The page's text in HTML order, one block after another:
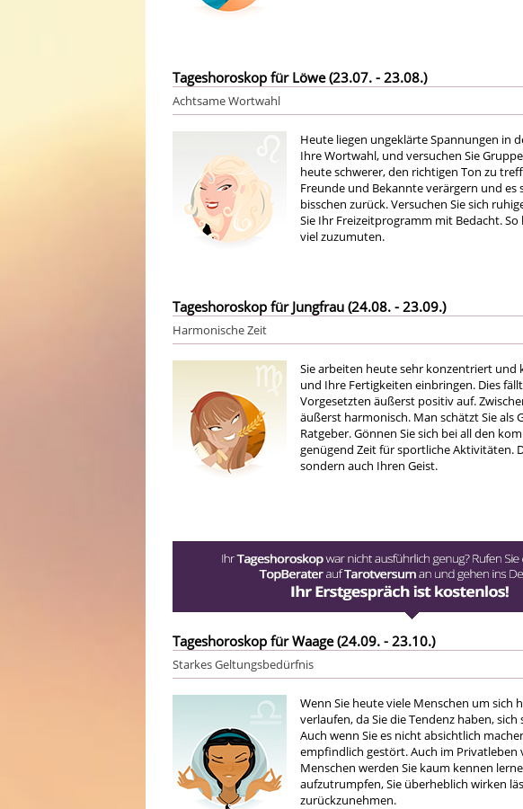
Tageshoroskop für Löwe (23.07. - 23.08.)
Achtsame Wortwahl
Heute liegen ungeklärte Spannungen in
Ihre Wortwahl, und versuchen Sie
heute schwerer, den richtigen Ton zu
Freunde und Bekannte verärgern und es
bisschen zurück. Versuchen Sie sich
Sie Ihr Freizeitprogramm mit Bedacht.
viel zuzumuten.
Tageshoroskop für Jungfrau (24.08. - 23.09.)
Harmonische Zeit
Sie arbeiten heute sehr konzentriert und
und Ihre Fertigkeiten einbringen. Dies
Vorgesetzten äußerst positiv auf.
äußerst harmonisch. Man schätzt Sie als
Ratgeber. Gönnen Sie sich bei all den
genügend Zeit für sportliche Aktivitäten.
sondern auch Ihren Geist.
Tageshoroskop für Waage (24.09. - 23.10.)
Starkes Geltungsbedürfnis
Wenn Sie heute viele Menschen um sich
verlaufen, da Sie die Tendenz haben,
Auch wenn Sie es nicht absichtlich
empfindlich gestört. Auch im Privatleben
Menschen werden Sie kaum kennen
aufzutrumpfen, Sie überheblich wirken
zurückzunehmen.